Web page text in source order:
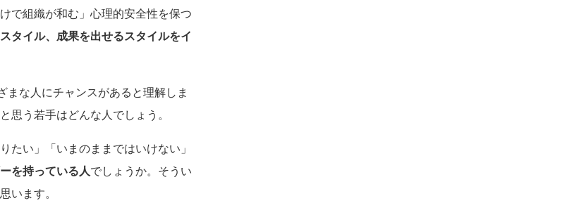
で組織が和む」心理的安全性を保つ
タイル、成果を出せるスタイルをイ
な人にチャンスがあると理解しま
思う若手はどんな人でしょう。
い」「いまのままではいけない」
を持っている人でしょうか。そうい
います。